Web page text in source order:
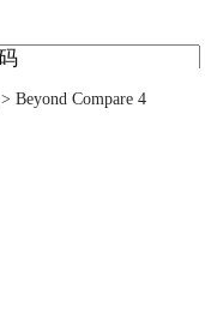
> Beyond Compare 4